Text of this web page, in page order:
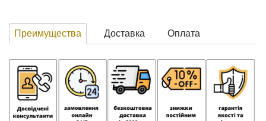
Преимущества Доставка Оплата